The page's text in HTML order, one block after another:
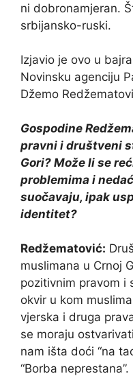
ni dobronamjeran.
srbijansko-ruski.
Izjavio je ovo u
Novinsku agenciju
Džemo
Gospodine
pravni i društveni
Gori? Može li se
problemima i
suočavaju, ipak
identitet?
Redžematović:
muslimana u Crnoj
pozitivnim pravom i
okvir u kom
vjerska i druga
se moraju
nam išta doći “na
“Borba neprestana”.